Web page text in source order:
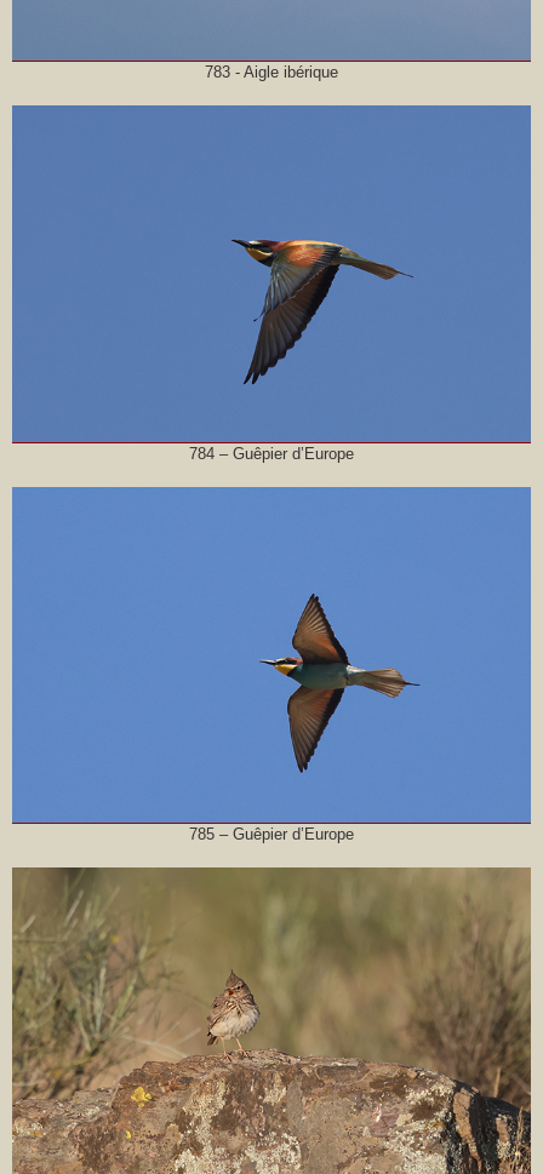
783 - Aigle ibérique
784 – Guêpier d’Europe
785 – Guêpier d’Europe